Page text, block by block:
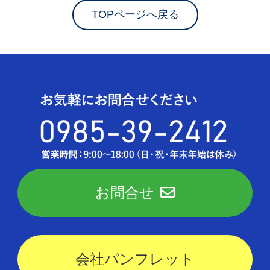
TOPページへ戻る
お問合せ
会社パンフレット